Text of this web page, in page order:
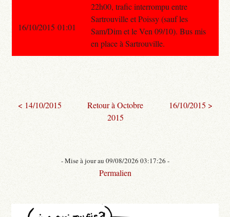
22h00, trafic interrompu entre
Sartrouville et Poissy (sauf les
Sam/Dim et le Ven 09/10). Bus mis
en place à Sartrouville.
16/10/2015 01:01
< 14/10/2015
Retour à Octobre
2015
16/10/2015 >
- Mise à jour au 09/08/2026 03:17:26 -
Permalien